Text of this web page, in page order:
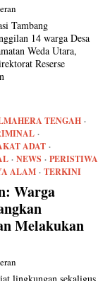
Tambang
14 warga Desa
Weda Utara,
Reserse
TENGAH ·
·
ADAT ·
· NEWS · PERISTIWA
ALAM · TERKINI
Warga
Melakukan